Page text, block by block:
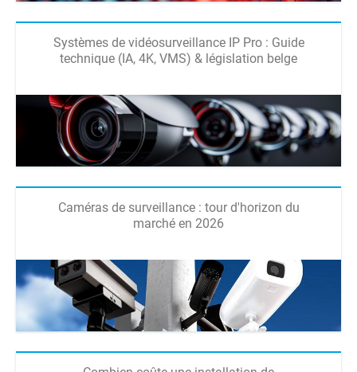
Systèmes de vidéosurveillance IP Pro : Guide
technique (IA, 4K, VMS) & législation belge
Caméras de surveillance : tour d'horizon du
marché en 2026